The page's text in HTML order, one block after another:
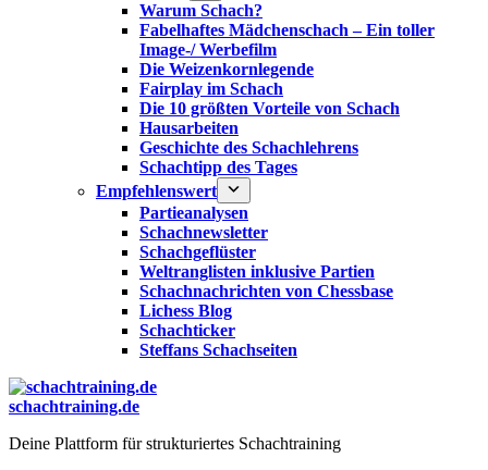
Warum Schach?
Fabelhaftes Mädchenschach – Ein toller
Image-/ Werbefilm
Die Weizenkornlegende
Fairplay im Schach
Die 10 größten Vorteile von Schach‎
Hausarbeiten
Geschichte des Schachlehrens
Schachtipp des Tages
Empfehlenswert
Partieanalysen
Schachnewsletter
Schachgeflüster
Weltranglisten inklusive Partien
Schachnachrichten von Chessbase
Lichess Blog
Schachticker
Steffans Schachseiten
schachtraining.de
Deine Plattform für strukturiertes Schachtraining